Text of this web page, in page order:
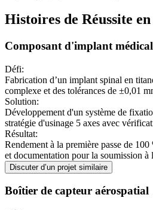
Histoires de Réussite
Composant d'implant médical
Défi:
Fabrication d’un implant spinal en
complexe et des tolérances de ±0,01
Solution:
Développement d'un système de
stratégie d'usinage 5 axes avec
Résultat:
Rendement à la première passe de
et documentation pour la soumission à
Discuter d’un projet similaire
Boîtier de capteur aérospatial